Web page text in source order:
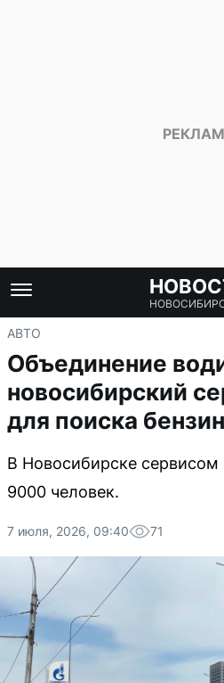
АВТО
Объединение
новосибирский
для поиска
В Новосибирске сервисом
9000 человек.
7 июля, 2026, 09:40 71